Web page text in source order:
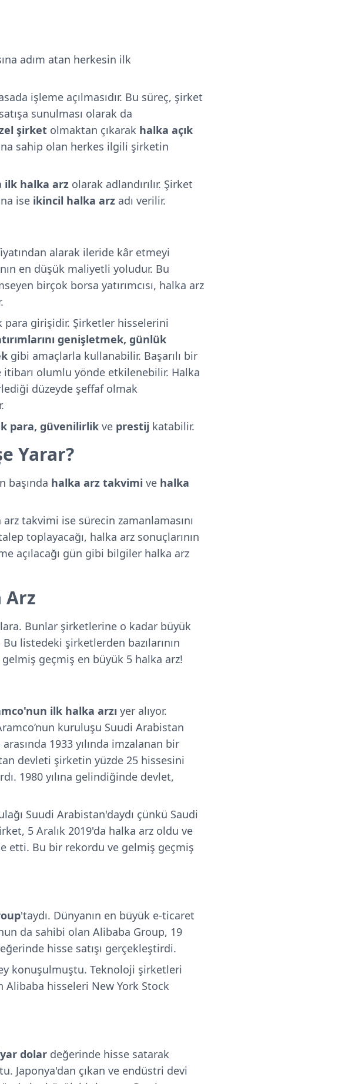
adım atan herkesin ilk
işleme açılmasıdır. Bu süreç, şirket
sunulması olarak da
şirket olmaktan çıkarak halka açık
sahip olan herkes ilgili şirketin
ilk halka arz olarak adlandırılır. Şirket
ise ikincil halka arz adı verilir.
alarak ileride kâr etmeyi
en düşük maliyetli yoludur. Bu
birçok borsa yatırımcısı, halka arz
para girişidir. Şirketler hisselerini
genişletmek, günlük
gibi amaçlarla kullanabilir. Başarılı bir
olumlu yönde etkilenebilir. Halka
düzeyde şeffaf olmak
para, güvenilirlik ve prestij katabilir.
Yarar?
başında halka arz takvimi ve halka
takvimi ise sürecin zamanlamasını
toplayacağı, halka arz sonuçlarının
açılacağı gün gibi bilgiler halka arz
Arz
Bunlar şirketlerine o kadar büyük
listedeki şirketlerden bazılarının
geçmiş en büyük 5 halka arz!
ilk halka arzı yer alıyor.
kuruluşu Suudi Arabistan
1933 yılında imzalanan bir
devleti şirketin yüzde 25 hissesini
1980 yılına gelindiğinde devlet,
Suudi Arabistan'daydı çünkü Saudi
5 Aralık 2019'da halka arz oldu ve
etti. Bu bir rekordu ve gelmiş geçmiş
'taydı. Dünyanın en büyük e-ticaret
da sahibi olan Alibaba Group, 19
hisse satışı gerçekleştirdi.
konuşulmuştu. Teknoloji şirketleri
Alibaba hisseleri New York Stock
dolar değerinde hisse satarak
Japonya'dan çıkan ve endüstri devi